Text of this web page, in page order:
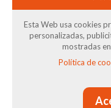
Esta Web usa cookies
personalizadas,
mostradas
Política de